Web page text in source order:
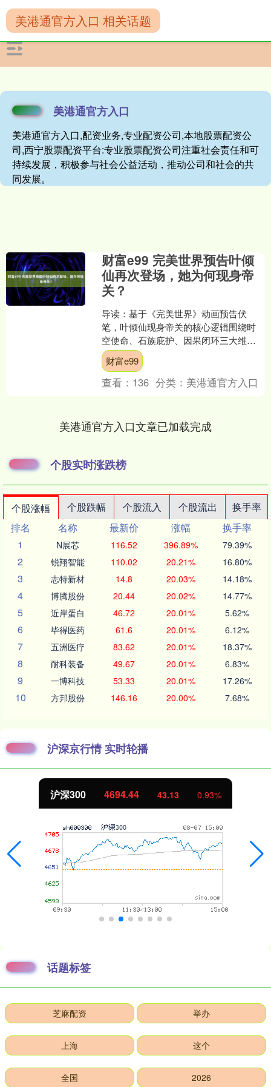
美港通官方入口
美港通官方入口,配资业务,专业配资公司,本地股票配资公
司,西宁股票配资平台:专业股票配资公司注重社会责任和可
持续发展，积极参与社会公益活动，推动公司和社会的共
同发展。
美港通官方入口 相关话题
财富e99 完美世界预告叶倾
仙再次登场，她为何现身帝
关？
导读：基于《完美世界》动画预告伏
笔，叶倾仙现身帝关的核心逻辑围绕时
空使命、石族庇护、因果闭环三大维度
展开。以下将结合角色背景、剧情伏笔
与世界观设定，深度解析其登....
财富e99
查看： 136 分类： 美港通官方入口
美港通官方入口文章已加载完成
个股实时涨跌榜
个股涨幅 个股跌幅 个股流入 个股流出
换手率
排名
名称 最新价 涨幅
换手率
1
N展芯 116.52 396.89% 79.39%
2 锐翔智能 110.02 20.21% 16.80%
3 志特新材 14.8 20.03% 14.18%
4 博腾股份 20.44 20.02% 14.77%
5 近岸蛋白 46.72 20.01% 5.62%
6 毕得医药 61.6 20.01% 6.12%
7 五洲医疗 83.62 20.01% 18.37%
8 耐科装备 49.67 20.01% 6.83%
9 一博科技 53.33 20.01% 17.26%
10 方邦股份 146.16 20.00% 7.68%
沪深京行情 实时轮播
沪深300 4694.44 43.13 0.93%
话题标签
芝麻配资 举办
上海 这个
全国 2026